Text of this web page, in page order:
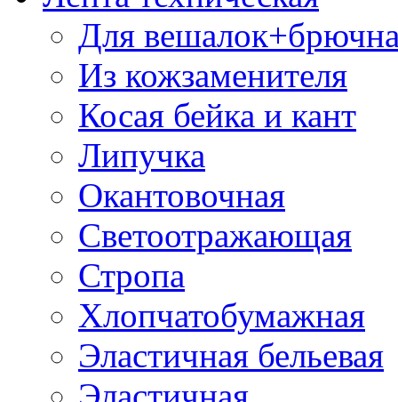
Для
Из кожзаменителя
Косая бейка и кант
Липучка
Окантовочная
Светоотражающая
Стропа
Хлопчатобумажная
Эластичная бельевая